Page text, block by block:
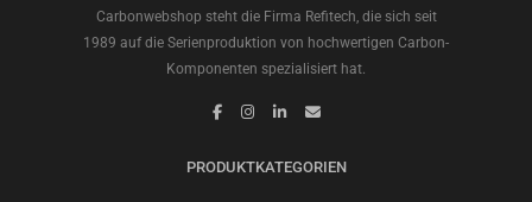
Carbonwebshop steht die Firma Refitech, die sich seit
1989 auf die Serienproduktion von hochwertigen Carbon-
Komponenten spezialisiert hat.
PRODUKTKATEGORIEN